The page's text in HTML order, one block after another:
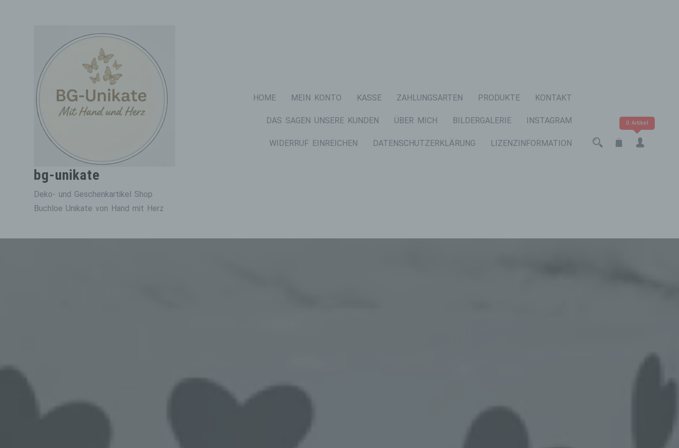
bg-unikate
Deko- und Geschenkartikel Shop
Buchloe Unikate von Hand mit Herz
HOME MEIN KONTO KASSE ZAHLUNGSARTEN PRODUKTE KONTAKT
DAS SAGEN UNSERE KUNDEN ÜBER MICH BILDERGALERIE INSTAGRAM
WIDERRUF EINREICHEN DATENSCHUTZERKLÄRUNG LIZENZINFORMATION
0 Artikel